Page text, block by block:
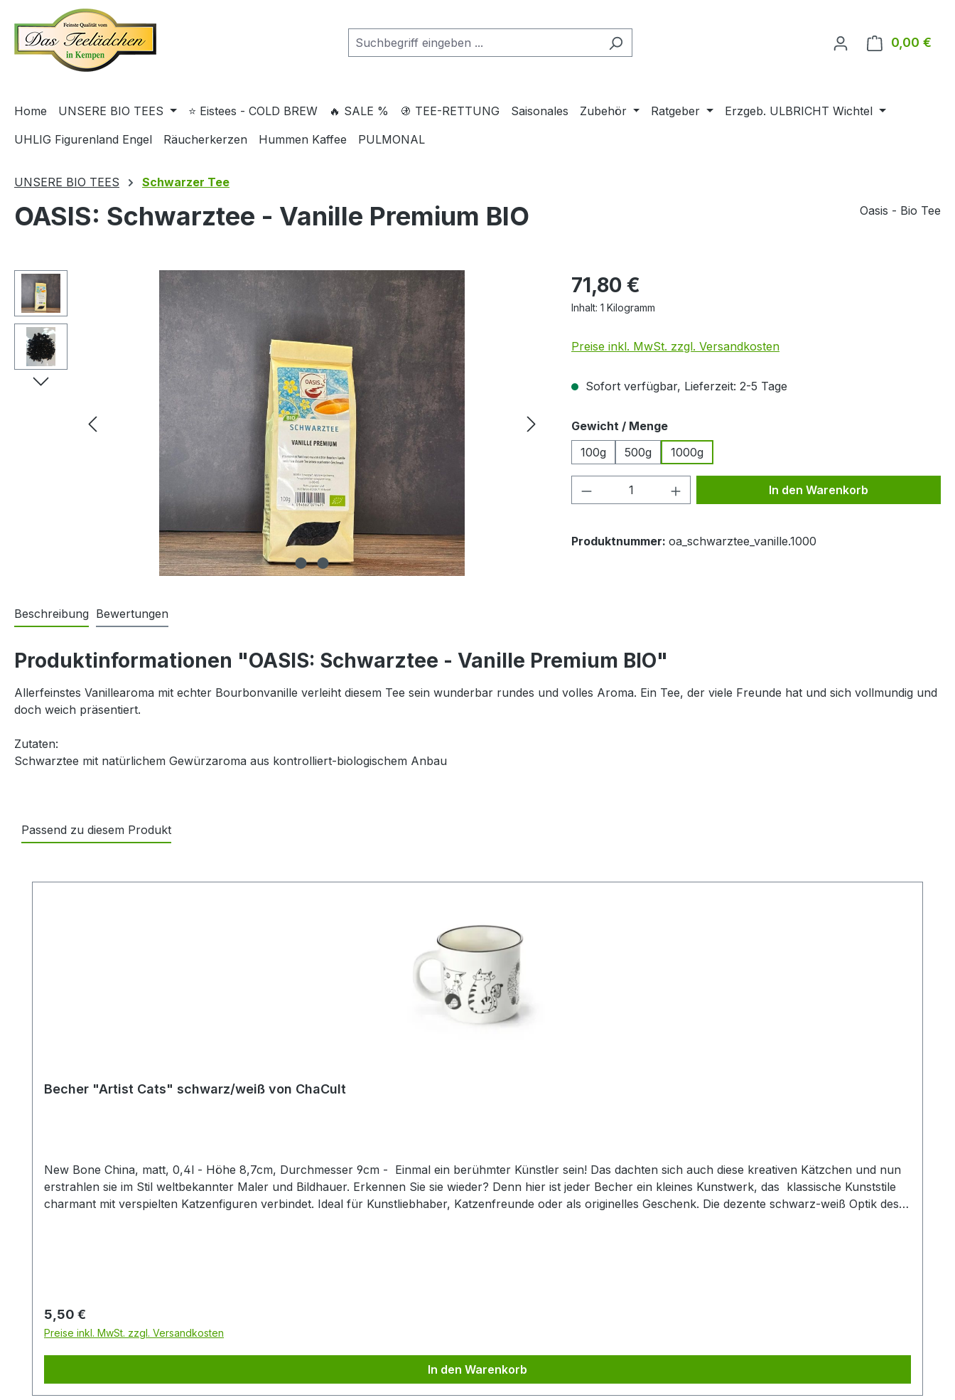
Zur Hauptnavigation springen
0,00 €
Home UNSERE BIO TEES ⭐ Eistees - COLD BREW 🔥 SALE % 🚯 TEE-RETTUNG Saisonales Zubehör Ratgeber
Erzgeb. ULBRICHT Wichtel
UHLIG Figurenland Engel
Räucherkerzen Hummen Kaffee PULMONAL
UNSERE BIO TEES Schwarzer Tee
OASIS: Schwarztee - Vanille Premium BIO Oasis - Bio Tee
Bildergalerie überspringen 71,80 €
Inhalt: 1 Kilogramm
Preise inkl. MwSt. zzgl. Versandkosten
Sofort verfügbar, Lieferzeit: 2-5 Tage
Gewicht / Mengeauswählen
100g
500g 1000g
Produkt Anzahl: Gib den gewünschten Wert
In den Warenkorb
Produktnummer: oa_schwarztee_vanille.1000
Beschreibung Bewertungen
Produktinformationen "OASIS: Schwarztee - Vanille Premium BIO"
Allerfeinstes Vanillearoma mit echter Bourbonvanille verleiht diesem Tee sein wunderbar rundes und volles Aroma. Ein Tee, der viele Freunde hat und sich vollmundig und
doch weich präsentiert.
Zutaten:
Schwarztee mit natürlichem Gewürzaroma aus kontrolliert-biologischem Anbau
Passend zu diesem Produkt
Becher "Artist Cats" schwarz/weiß von ChaCult
New Bone China, matt, 0,4l - Höhe 8,7cm, Durchmesser 9cm - Einmal ein berühmter Künstler sein! Das dachten sich auch diese kreativen Kätzchen und nun
erstrahlen sie im Stil weltbekannter Maler und Bildhauer. Erkennen Sie sie wieder? Denn hier ist jeder Becher ein kleines Kunstwerk, das klassische Kunststile
charmant mit verspielten Katzenfiguren verbindet. Ideal für Kunstliebhaber, Katzenfreunde oder als originelles Geschenk. Die dezente schwarz-weiß Optik des
Regulärer Preis:
5,50 €
Preise inkl. MwSt. zzgl. Versandkosten
In den Warenkorb